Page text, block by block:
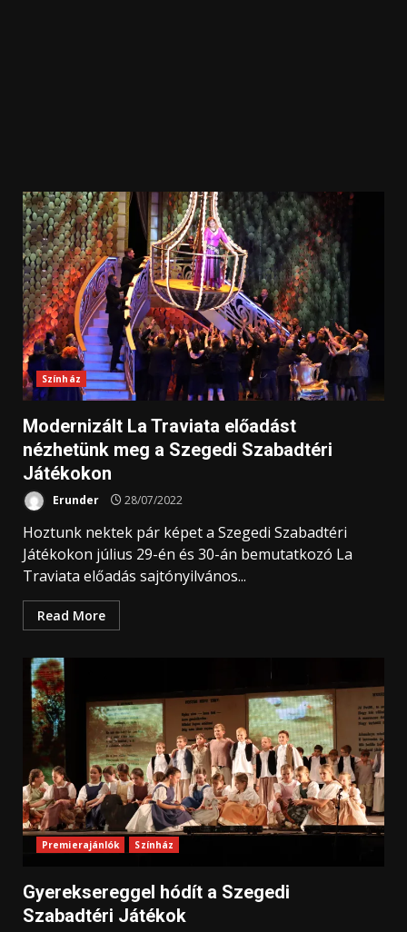
Színház
Modernizált La Traviata előadást
nézhetünk meg a Szegedi Szabadtéri
Játékokon
Erunder 28/07/2022
Hoztunk nektek pár képet a Szegedi Szabadtéri
Játékokon július 29-én és 30-án bemutatkozó La
Traviata előadás sajtónyilvános...
Read More
Premierajánlók Színház
Gyereksereggel hódít a Szegedi
Szabadtéri Játékok